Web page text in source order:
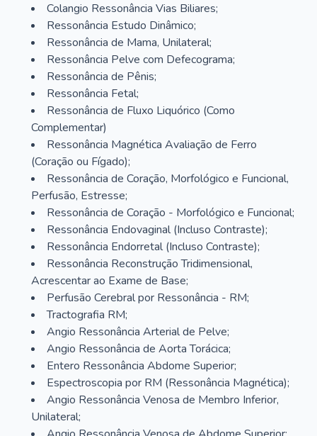
Colangio Ressonância Vias Biliares;
Ressonância Estudo Dinâmico;
Ressonância de Mama, Unilateral;
Ressonância Pelve com Defecograma;
Ressonância de Pênis;
Ressonância Fetal;
Ressonância de Fluxo Liquórico (Como
Complementar)
Ressonância Magnética Avaliação de Ferro
(Coração ou Fígado);
Ressonância de Coração, Morfológico e Funcional,
Perfusão, Estresse;
Ressonância de Coração - Morfológico e Funcional;
Ressonância Endovaginal (Incluso Contraste);
Ressonância Endorretal (Incluso Contraste);
Ressonância Reconstrução Tridimensional,
Acrescentar ao Exame de Base;
Perfusão Cerebral por Ressonância - RM;
Tractografia RM;
Angio Ressonância Arterial de Pelve;
Angio Ressonância de Aorta Torácica;
Entero Ressonância Abdome Superior;
Espectroscopia por RM (Ressonância Magnética);
Angio Ressonância Venosa de Membro Inferior,
Unilateral;